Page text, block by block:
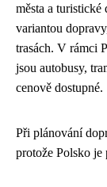
města a turistické
variantou
trasách. V rámci
jsou autobusy,
cenově dostupné.
Při plánování
protože Polsko je